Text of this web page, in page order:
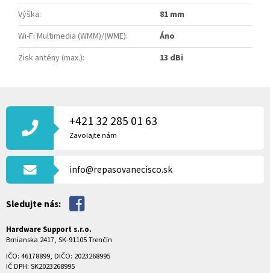
Výška:
81 mm
Wi-Fi Multimedia (WMM)/(WME):
Áno
Zisk antény (max.): 13 dBi
Á
T
+421 32 285 01 63
Zavolajte nám
info@repasovanecisco.sk
Sledujte nás:
Hardware Support s.r.o.
Brnianska 2417, SK-91105 Trenčín
IČO: 46178899, DIČO: 2023268995
IČ DPH: SK2023268995